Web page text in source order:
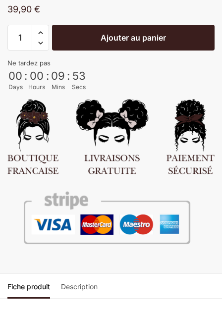
39,90 €
Ajouter au panier
Ne tardez pas
00
Days
: 00
Hours
: 09
Mins
: 52
Secs
Fiche produit Description